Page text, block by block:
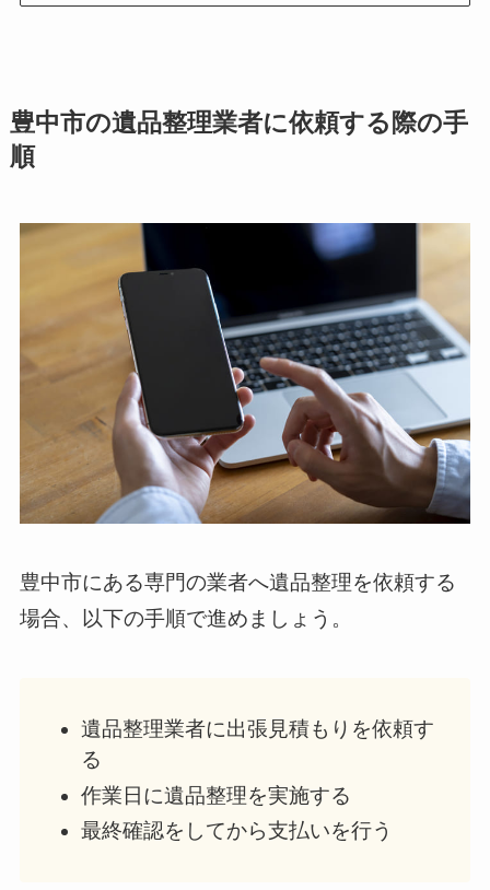
豊中市の遺品整理業者に依頼する際の手
順
豊中市にある専門の業者へ遺品整理を依頼する
場合、以下の手順で進めましょう。
遺品整理業者に出張見積もりを依頼す
る
作業日に遺品整理を実施する
最終確認をしてから支払いを行う